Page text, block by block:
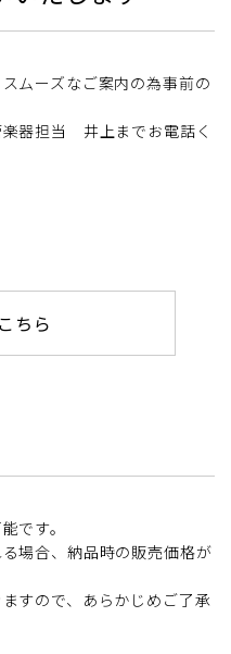
ムーズなご案内の為事前の
器担当 井上までお電話く
ちら
です。
場合、納品時の販売価格が
すので、あらかじめご了承